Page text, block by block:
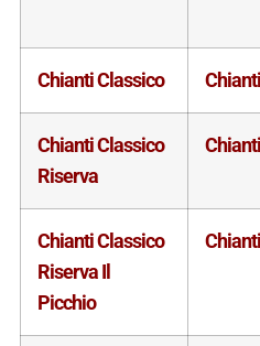
Chianti Classico Chianti
Chianti Classico
Riserva
Chianti
Chianti Classico
Riserva Il
Picchio
Chianti